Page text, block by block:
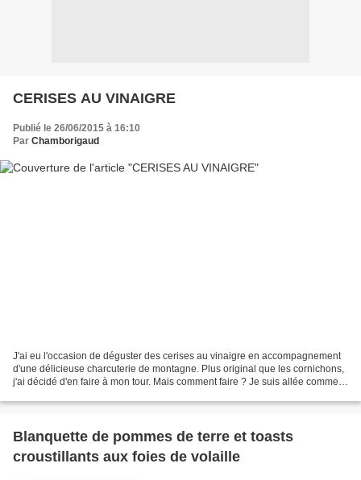
CERISES AU VINAIGRE
Publié le 26/06/2015 à 16:10
Par Chamborigaud
J'ai eu l'occasion de déguster des cerises au vinaigre en accompagnement
d'une délicieuse charcuterie de montagne. Plus original que les cornichons,
j'ai décidé d'en faire à mon tour. Mais comment faire ? Je suis allée comme
Blanquette de pommes de terre et toasts
croustillants aux foies de volaille